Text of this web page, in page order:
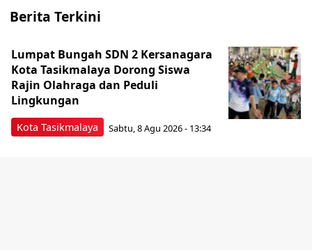
Berita Terkini
Kota Tasikmalaya
Lumpat Bungah SDN 2 Kersanagara
Kota Tasikmalaya Dorong Siswa
Rajin Olahraga dan Peduli
Lingkungan
Sabtu, 8 Agu 2026 - 13:34